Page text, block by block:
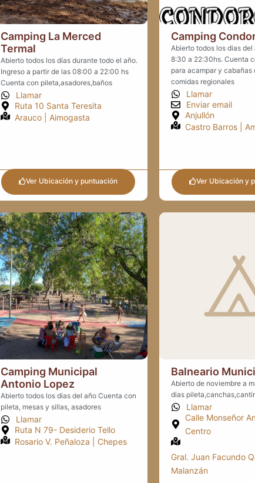
Camping La Merced
Termal
Abierto todos los días durante todo el año.
Ingreso a partir de las 08:00 a 22:00 hs
Cuenta con pileta,asadores,baños
Llamar
Ruta 10 Santa Teresita
Arauco | Aimogasta
Ver Ubicación y puntuación
Camping
Abierto todos los dias del
8:30 a 22:30hs. Cuenta
para acampar y cabañas
comidas regionales
Llamar
Enviar email
Anjullón
Castro Barros |
Ver Ubicación y
Camping Municipal
Antonio Lopez
Abierto todos los dias del año Cuenta con
pileta, mesas y sillas, asadores
Llamar
Ruta N 79- Desiderio Tello
Rosario V. Peñaloza | Chepes
Balneario
Abierto de noviembre a
dias
Llamar
Calle Monseñor
Centro
Gral. Juan Facundo
Malanzán